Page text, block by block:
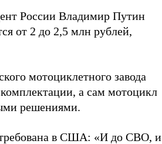
России Владимир Путин
от 2 до 2,5 млн рублей,
мотоциклетного завода
а сам мотоцикл
решениями.
в США: «И до СВО, и